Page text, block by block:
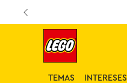
TEMAS INTERESES